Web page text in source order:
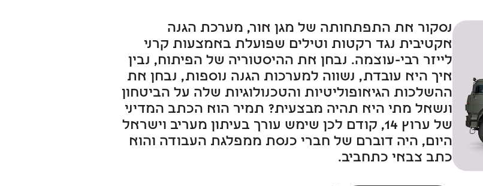
נסקור את התפתחותה של מגן אור, מערכת הגנה
אקטיבית נגד רקטות וטילים שפועלת באמצעות קרני
לייזר רבי-עוצמה. נבחן את ההיסטוריה של הפיתוח, נבין
איך היא עובדת, נשווה למערכות הגנה נוספות, נבחן את
ההשלכות הגיאופוליטיות והטכנולוגיות שלה על הביטחון
ונשאל מתי היא תהיה מבצעית? תמיר הוא הכתב המדיני
של ערוץ 14, קודם לכן שימש עורך בעיתון מעריב וישראל
היום, היה דוברם של חברי כנסת ממפלגת העבודה והוא
כתב צבאי כתחביב.